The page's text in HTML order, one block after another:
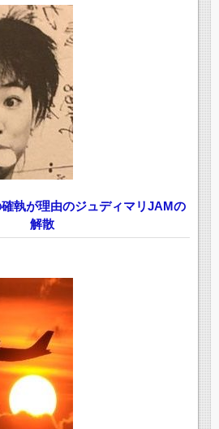
執が理由のジュディマリJAMの
解散